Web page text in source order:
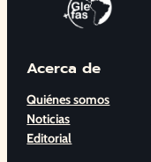
Acerca de
Quiénes somos
Noticias
Editorial